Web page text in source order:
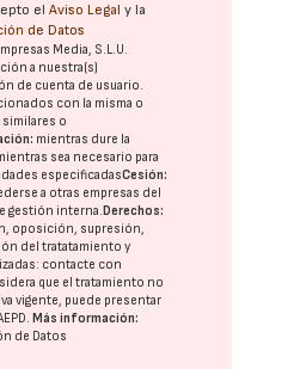
elAviso Legal y la
de Datos
Media, S.L.U.
a nuestra(s)
de cuenta de usuario.
con la misma o
o
mientras dure la
sea necesario para
especificadasCesión:
a otras empresas del
gestión interna. Derechos:
oposición, supresión,
del tratatamiento y
contacte con
que el tratamiento no
vigente, puede presentar
. Más información:
de Datos